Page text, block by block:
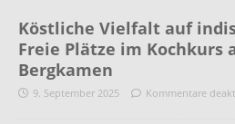
Köstliche Vielfalt auf
Freie Plätze im Kochkurs
Bergkamen
9. September 2025 Kommentare